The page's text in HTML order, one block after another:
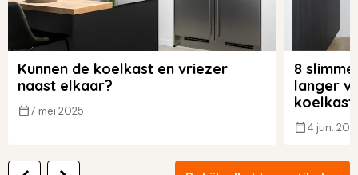
Kunnen de koelkast en vriezer
naast elkaar?
7 mei 2025
8
langer
koelkast
4 jun.